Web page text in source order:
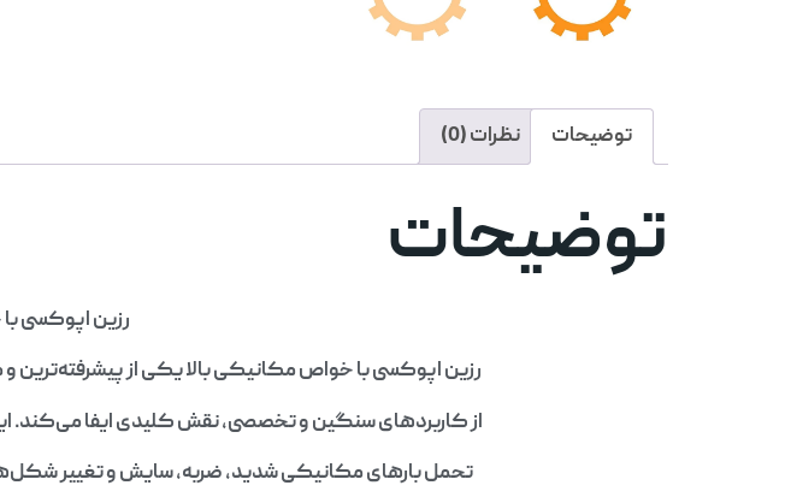
توضیحات نظرات (0)
توضیحات
رزین اپوکسی
رزین اپوکسی با خواص مکانیکی بالا یکی از
از کاربردهای سنگین و تخصصی، نقش کلیدی ایفا می‌کند.
تحمل بارهای مکانیکی شدید، ضربه، سایش و تغییر